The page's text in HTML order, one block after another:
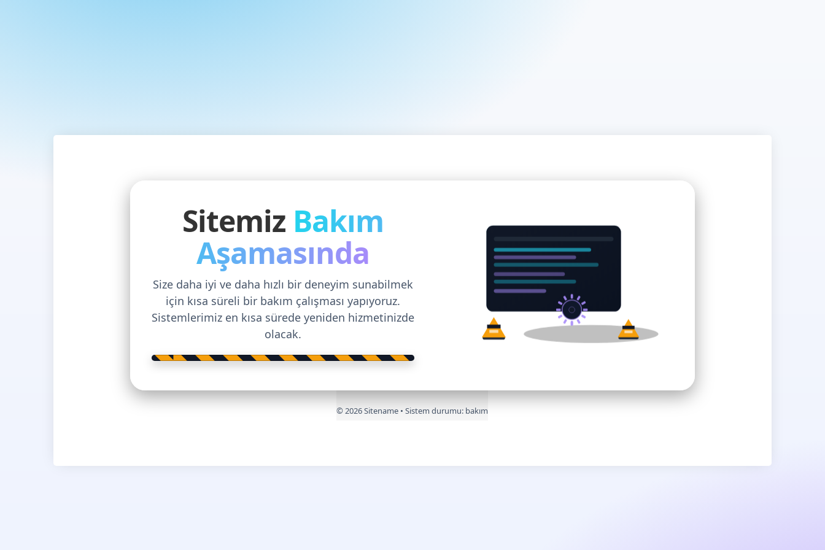
Sitemiz Bakım
Aşamasında
Size daha iyi ve daha hızlı bir deneyim sunabilmek
için kısa süreli bir bakım çalışması yapıyoruz.
Sistemlerimiz en kısa sürede yeniden hizmetinizde
olacak.
© 2026Sitename • Sistem durumu: bakım